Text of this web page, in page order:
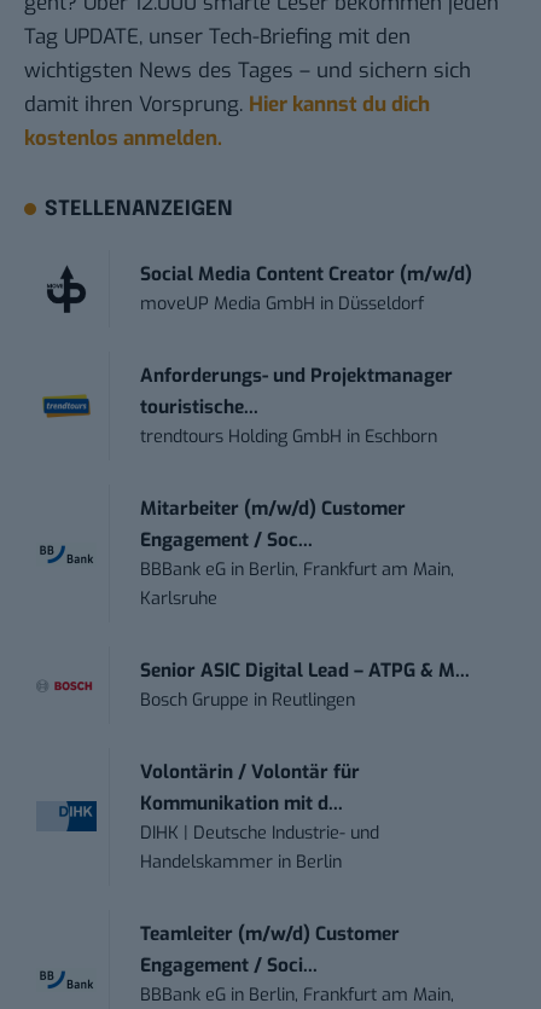
Tag UPDATE, unser Tech-Briefing mit den
wichtigsten News des Tages – und sichern sich
damit ihren Vorsprung. Hier kannst du dich
kostenlos anmelden.
STELLENANZEIGEN
Social Media Content Creator (m/w/d)
moveUP Media GmbH in Düsseldorf
Anforderungs- und Projektmanager
touristische...
trendtours Holding GmbH in Eschborn
Mitarbeiter (m/w/d) Customer
Engagement / Soc...
BBBank eG in Berlin, Frankfurt am Main,
Karlsruhe
Senior ASIC Digital Lead – ATPG & M...
Bosch Gruppe in Reutlingen
Volontärin / Volontär für
Kommunikation mit d...
DIHK | Deutsche Industrie- und
Handelskammer in Berlin
Teamleiter (m/w/d) Customer
Engagement / Soci...
BBBank eG in Berlin, Frankfurt am Main,